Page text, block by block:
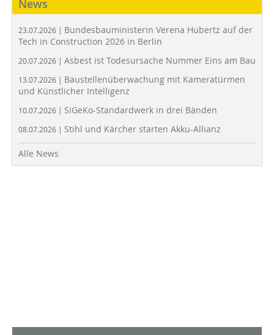
News
23.07.2026 | Bundesbauministerin Verena Hubertz auf der
Tech in Construction 2026 in Berlin
20.07.2026 | Asbest ist Todesursache Nummer Eins am Bau
13.07.2026 | Baustellenüberwachung mit Kameratürmen
und Künstlicher Intelligenz
10.07.2026 | SiGeKo-Standardwerk in drei Bänden
08.07.2026 | Stihl und Kärcher starten Akku-Allianz
Alle News